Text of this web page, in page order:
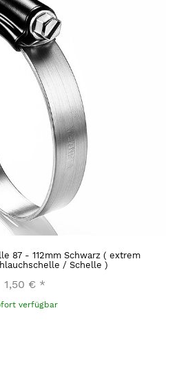
87 - 112mm Schwarz ( extrem
/ Schelle )
1,50 € *
verfügbar